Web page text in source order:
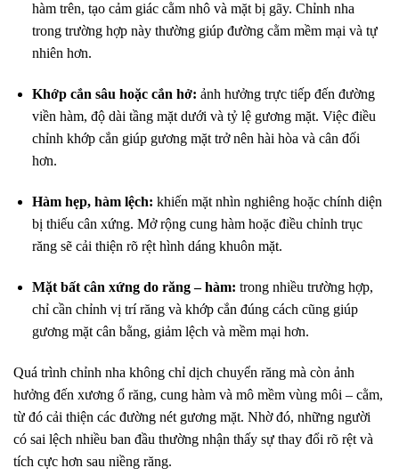
hàm trên, tạo cảm giác cằm nhô và mặt bị gãy. Chỉnh nha
trong trường hợp này thường giúp đường cằm mềm mại và tự
nhiên hơn.
Khớp cắn sâu hoặc cắn hở: ảnh hưởng trực tiếp đến đường
viền hàm, độ dài tầng mặt dưới và tỷ lệ gương mặt. Việc điều
chỉnh khớp cắn giúp gương mặt trở nên hài hòa và cân đối
hơn.
Hàm hẹp, hàm lệch: khiến mặt nhìn nghiêng hoặc chính diện
bị thiếu cân xứng. Mở rộng cung hàm hoặc điều chỉnh trục
răng sẽ cải thiện rõ rệt hình dáng khuôn mặt.
Mặt bất cân xứng do răng – hàm: trong nhiều trường hợp,
chỉ cần chỉnh vị trí răng và khớp cắn đúng cách cũng giúp
gương mặt cân bằng, giảm lệch và mềm mại hơn.
Quá trình chỉnh nha không chỉ dịch chuyển răng mà còn ảnh
hưởng đến xương ổ răng, cung hàm và mô mềm vùng môi – cằm,
từ đó cải thiện các đường nét gương mặt. Nhờ đó, những người
có sai lệch nhiều ban đầu thường nhận thấy sự thay đổi rõ rệt và
tích cực hơn sau niềng răng.